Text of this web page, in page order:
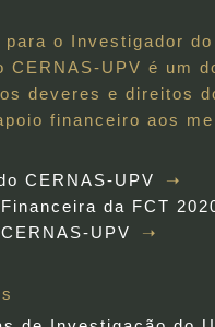
o Investigador do
UPV é um
deveres e direitos
financeiro aos
CERNAS-UPV
da FCT
UPV